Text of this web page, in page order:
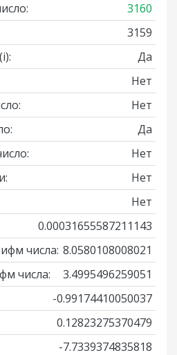
3160
3159
(i):
Да
Нет
Нет
Да
Нет
Нет
Нет
0.00031655587211143
числа: 8.0580108008021
числа:
3.4995496259051
-0.99174410050037
0.12823275370479
-7.7339374835818